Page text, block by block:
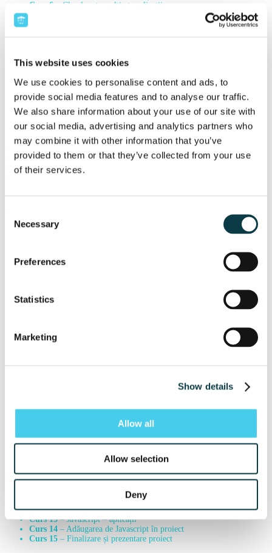
This website uses cookies
We use cookies to personalise content and ads, to
provide social media features and to analyse our traffic.
We also share information about your use of our site with
our social media, advertising and analytics partners who
may combine it with other information that you’ve
provided to them or that they’ve collected from your use
of their services.
Selection
Necessary
Preferences
Statistics
Marketing
Show details
Allow all
Allow selection
Deny
Curs 6 – Clasele set, multiset, aplicații
Profesor
Alexandra Beldica
Web Design
Programul are scopul de a oferi cunoștințe practice și utile despre limbajul
folosit pentru crearea paginilor web, esențial pentru oricine dorește să învețe
cum să dezvolte sau să întrețină un site. Cursul deWeb Design
copiilor cu cunoștințe preliminare de informatică, care sunt interesați să
exploreze noi competențe. Acesta pornește cu inițierea în limbajele HTML,
CSS și JavaScript, urmând ca, pe măsură ce cunoștințele se consolidează, să
și educativă în perioada vacanței, oferind competențe valoroase pentru
viitoare inițiative sau proiecte în care o prezentare web impresionantă este
15 sesiuni de curs live, foarte practice; fiecare sesiune are o durată de
Acces la sesiunile de curs înregistrate
Materiale suport de curs
Perioada:
5 august 2024 – 20 august 2024
– Introducere HTML – tag-uri de bază
Curs 4– Start proiect cu HTML
– Introducere CSS – interacțiunea cu HTML, stiluri de bază
Curs 7– CSS – stiluri avansate + responsiveness
– Adăugarea de CSS în proiect
introducere sintaxă
– Javascript document + funcționalități de bază
– Javascript – funcționalități avansate, obiecte, funcții,
DOM, BOM
Curs 13– Javascript – aplicații
Curs 14 – Adăugarea de Javascript în proiect
Curs 15 – Finalizare și prezentare proiect